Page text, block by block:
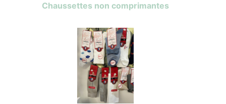
Chaussettes non comprimantes